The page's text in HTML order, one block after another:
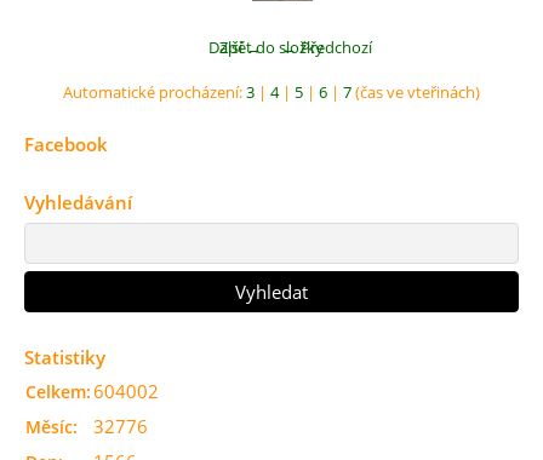
← Předchozí
Další →
Zpět do složky
Automatické procházení:3 | 4| 5 | 6 | 7(čas ve vteřinách)
Facebook
Vyhledávání
Statistiky
Celkem:604002
Měsíc: 32776